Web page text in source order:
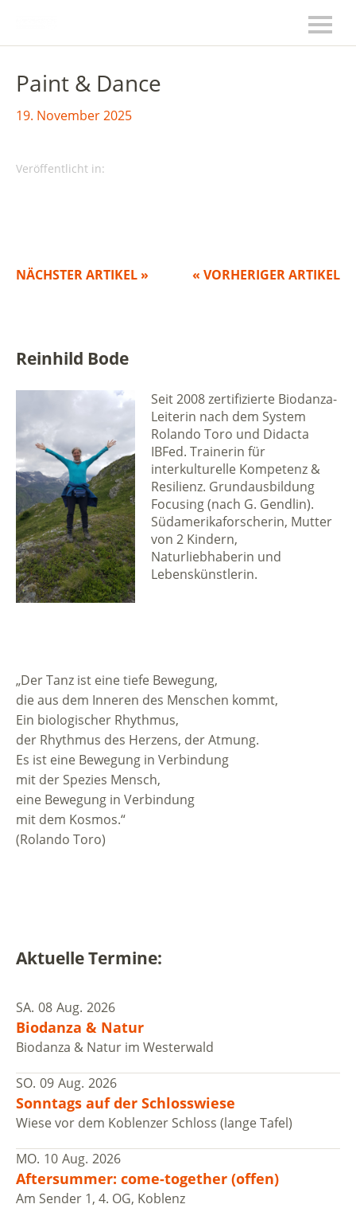
Paint & Dance
19. November 2025
Veröffentlicht in:
NÄCHSTER ARTIKEL » « VORHERIGER ARTIKEL
Reinhild Bode
Seit 2008 zertifizierte Biodanza-
Leiterin nach dem System
Rolando Toro und Didacta
IBFed. Trainerin für
interkulturelle Kompetenz &
Resilienz. Grundausbildung
Focusing (nach G. Gendlin).
Südamerikaforscherin, Mutter
von 2 Kindern,
Naturliebhaberin und
Lebenskünstlerin.
„Der Tanz ist eine tiefe Bewegung,
die aus dem Inneren des Menschen kommt,
Ein biologischer Rhythmus,
der Rhythmus des Herzens, der Atmung.
Es ist eine Bewegung in Verbindung
mit der Spezies Mensch,
eine Bewegung in Verbindung
mit dem Kosmos.“
(Rolando Toro)
Aktuelle Termine:
SA. 08 Aug. 2026
Biodanza & Natur
Biodanza & Natur im Westerwald
SO. 09 Aug. 2026
Sonntags auf der Schlosswiese
Wiese vor dem Koblenzer Schloss (lange Tafel)
MO. 10 Aug. 2026
Aftersummer: come-together (offen)
Am Sender 1, 4. OG, Koblenz